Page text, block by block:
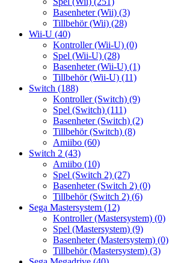
Basenheter (Wii) (3)
Tillbehör (Wii) (28)
Wii-U (40)
Kontroller (Wii-U) (0)
Spel (Wii-U) (28)
Basenheter (Wii-U) (1)
Tillbehör (Wii-U) (11)
Switch (188)
Kontroller (Switch) (9)
Spel (Switch) (111)
Basenheter (Switch) (2)
Tillbehör (Switch) (8)
Amiibo (60)
Switch 2 (43)
Amiibo (10)
Spel (Switch 2) (27)
Basenheter (Switch 2) (0)
Tillbehör (Switch 2) (6)
Sega Mastersystem (12)
Kontroller (Mastersystem) (0)
Spel (Mastersystem) (9)
Basenheter (Mastersystem) (0)
Tillbehör (Mastersystem) (3)